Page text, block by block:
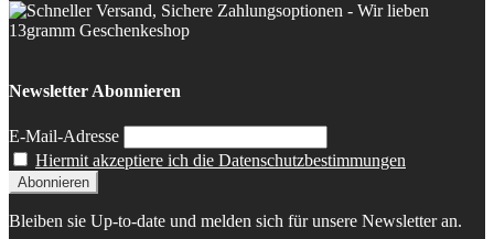
Newsletter Abonnieren
E-Mail-Adresse
Hiermit akzeptiere ich die Datenschutzbestimmungen
Bleiben sie Up-to-date und melden sich für unsere Newsletter an.